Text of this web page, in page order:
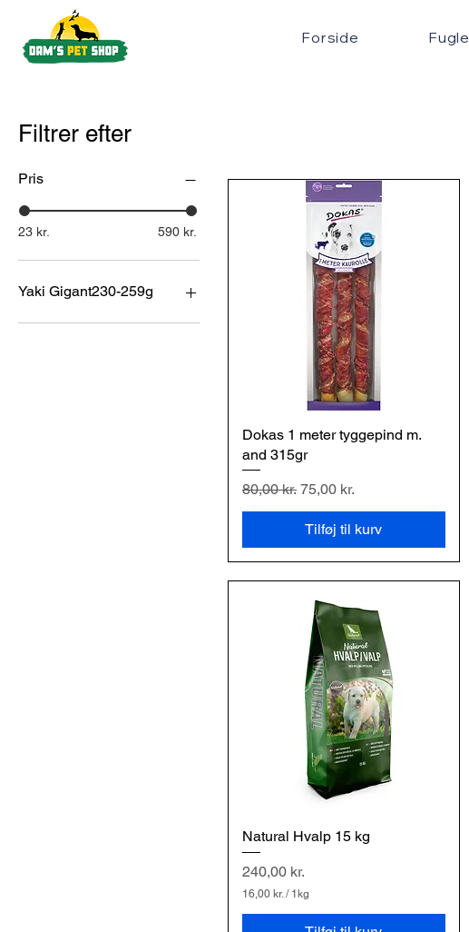
Forside Fugle
Filtrer efter
Pris
23 kr. 590 kr.
Yaki Gigant230-259g
Yaki Gigant230-259g
Hurtigvisning
Dokas 1 meter tyggepind m.
and 315gr
Regulær pris
80,00 kr. Salgspris
75,00 kr.
Tilføj til kurv
Hurtigvisning
Natural Hvalp 15 kg
Pris
240,00 kr.
16,00 kr. / 1kg